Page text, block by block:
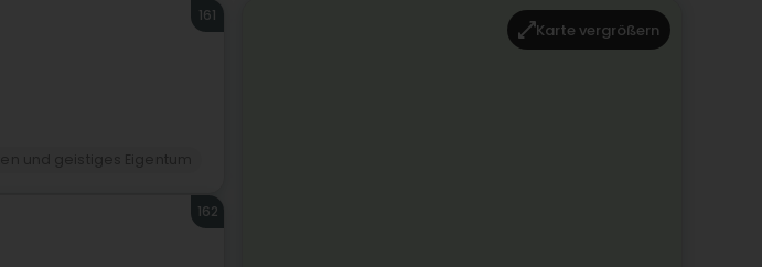
161
162
Karte vergrößern